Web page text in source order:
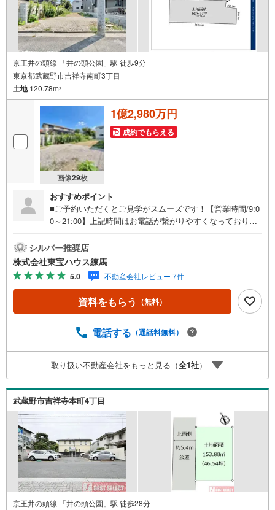
京王井の頭線 「井の頭公園」駅 徒歩9分
東京都武蔵野市吉祥寺南町3丁目
土地120.78m2
画像29枚
1億2,980万円
成約でもらえる
おすすめポイント
■ご予約いただくとご見学がスムーズです！【営業時間/9:0
0～21:00】上記時間はお電話が繋がりやすくなっておりま
にお電話ください！下記のお申込み方法も可能です！ご見
学希望のお客様:右上の「室内・現地を見学する」をクリッ
クして下さい。資料請求希望のお客様:右上の「資料をもら
う」をクリックして下さい。【東宝ハウス練馬のポイン
ト】（1）不動産のご提案から資金計画・ライフシミュレー
ションのご相談・無理のないライフプラン、提携による低
生活」を「未来カレンダー」で見える化します。（2）ご購
的な生命保険の見直し、繰り上げ返済の効果的なタイミン
グなどご提案させて頂きます。■ご案内方法ご自宅へお迎
え・最寄駅等でお待ち合わせ、弊社へのご来社など、ご相
談くださいませ。■お車の無料提携駐車場がございます。
シルバー推奨店
株式会社東宝ハウス練馬
5.0 不動産会社レビュー 7件
資料をもらう （無料）
電話する （通話料無料）
取り扱い不動産会社をもっと見る（全1社）
武蔵野市吉祥寺本町4丁目
京王井の頭線 「井の頭公園」駅 徒歩28分